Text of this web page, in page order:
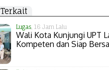
Terkait
Lugas, 16 Jam Lalu
Wali Kota Kunjungi UPT
Kompeten dan Siap